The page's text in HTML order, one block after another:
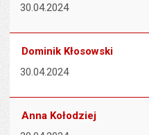
30.04.2024
Dominik Kłosowski
30.04.2024
Anna Kołodziej